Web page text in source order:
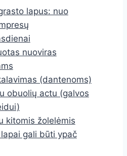
lapus: nuo
nuoviras
(dantenoms)
obuolių actu (galvos
kitomis žolelėmis
gali būti ypač